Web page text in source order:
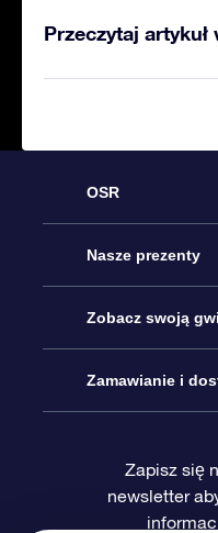
Przeczytaj artykuł
OSR
Obsługa
Kontakt
Blog
Recenzje
Nasze prezenty
Podarunek
Pakiet
Karta
Zobacz swoją
Rejestr Gwiazd
Sprsonalizowana
Zamawianie i
Metody płatności
Zapisz się
newsletter